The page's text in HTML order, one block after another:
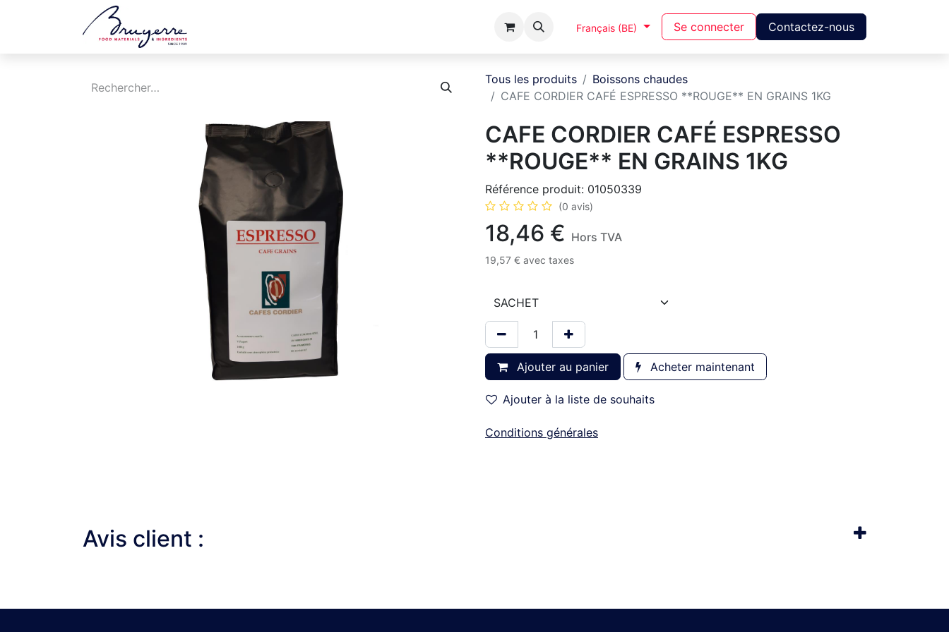
A Propos Français (BE) Se connecter Contactez-nous
Tous les produits
Boissons chaudes
CAFE CORDIER CAFÉ ESPRESSO **ROUGE** EN GRAINS 1KG
CAFE CORDIER CAFÉ ESPRESSO
**ROUGE** EN GRAINS 1KG
Référence produit: 01050339
(0 avis)
18,46 € Hors TVA
19,57 € avec taxes
Ajouter au panier Acheter maintenant
Ajouter à la liste de souhaits
Conditions générales
Avis client :